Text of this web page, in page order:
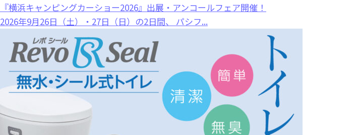
『横浜キャンピングカーショー2026』出展・アンコールフェア開催！
2026年9月26日（土）・27日（日）の2日間、 パシフ...